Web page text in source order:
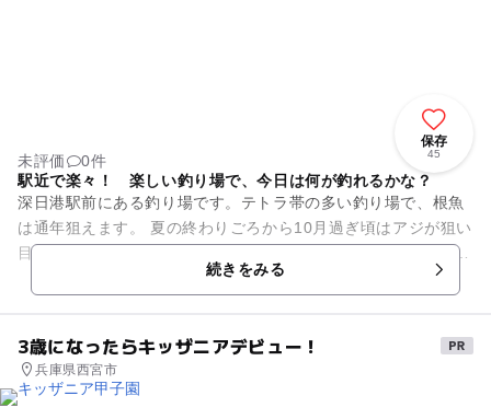
保存
45
未評価
0件
駅近で楽々！ 楽しい釣り場で、今日は何が釣れるかな？
深日港駅前にある釣り場です。テトラ帯の多い釣り場で、根魚
は通年狙えます。 夏の終わりごろから10月過ぎ頃はアジが狙い
目。セイゴやアオリイカもいるので、人気の釣り場です。 その
続きをみる
3歳になったらキッザニアデビュー！
兵庫県西宮市